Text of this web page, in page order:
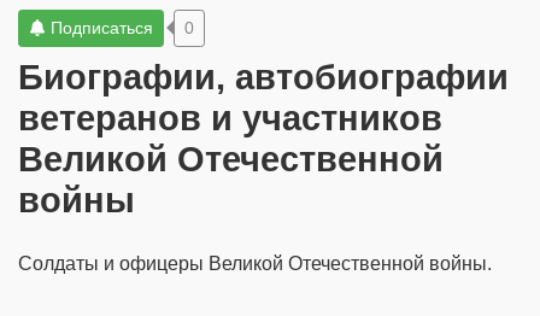
Биографии, автобиографии
ветеранов и участников
Великой Отечественной
войны
Подписаться 0
Солдаты и офицеры Великой Отечественной войны.